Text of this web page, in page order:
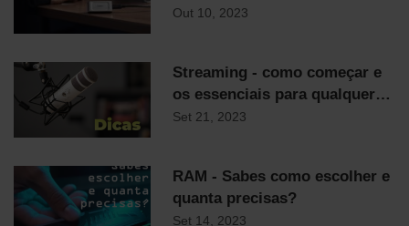
Out 10, 2023
Streaming - como começar e
os essenciais para qualquer
streamer
Set 21, 2023
RAM - Sabes como escolher e
quanta precisas?
Set 14, 2023